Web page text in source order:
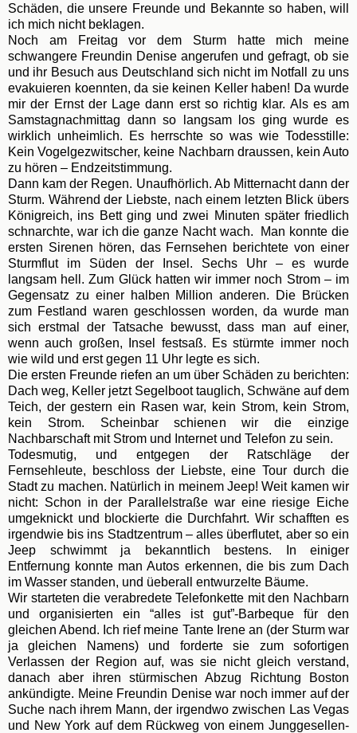
Schäden, die unsere Freunde und Bekannte so haben, will
ich mich nicht beklagen.
Noch am Freitag vor dem Sturm hatte mich meine
schwangere Freundin Denise angerufen und gefragt, ob sie
und ihr Besuch aus Deutschland sich nicht im Notfall zu uns
evakuieren koennten, da sie keinen Keller haben! Da wurde
mir der Ernst der Lage dann erst so richtig klar. Als es am
Samstagnachmittag dann so langsam los ging wurde es
wirklich unheimlich. Es herrschte so was wie Todesstille:
Kein Vogelgezwitscher, keine Nachbarn draussen, kein Auto
zu hören – Endzeitstimmung.
Dann kam der Regen. Unaufhörlich. Ab Mitternacht dann der
Sturm. Während der Liebste, nach einem letzten Blick übers
Königreich, ins Bett ging und zwei Minuten später friedlich
schnarchte, war ich die ganze Nacht wach.
Man konnte die
ersten Sirenen hören, das Fernsehen berichtete von einer
Sturmflut im Süden der Insel. Sechs Uhr – es wurde
langsam hell. Zum Glück hatten wir immer noch Strom – im
Gegensatz zu einer halben Million anderen. Die Brücken
zum Festland waren geschlossen worden, da wurde man
sich erstmal der Tatsache bewusst, dass man auf einer,
wenn auch großen, Insel festsaß. Es stürmte immer noch
wie wild und erst gegen 11 Uhr legte es sich.
Die ersten Freunde riefen an um über Schäden zu berichten:
Dach weg, Keller jetzt Segelboot tauglich, Schwäne auf dem
Teich, der gestern ein Rasen war, kein Strom, kein Strom,
kein Strom. Scheinbar schienen wir die einzige
Nachbarschaft mit Strom und Internet und Telefon zu sein.
Todesmutig, und entgegen der Ratschläge der
Fernsehleute, beschloss der Liebste, eine Tour durch die
Stadt zu machen. Natürlich in meinem Jeep! Weit kamen wir
nicht: Schon in der Parallelstraße war eine riesige Eiche
umgeknickt und blockierte die Durchfahrt. Wir schafften es
irgendwie bis ins Stadtzentrum – alles überflutet, aber so ein
Jeep schwimmt ja bekanntlich bestens. In einiger
Entfernung konnte man Autos erkennen, die bis zum Dach
im Wasser standen, und üeberall entwurzelte Bäume.
Wir starteten die verabredete Telefonkette mit den Nachbarn
und organisierten ein “alles ist gut”-Barbeque für den
gleichen Abend. Ich rief meine Tante Irene an (der Sturm war
ja gleichen Namens) und forderte sie zum sofortigen
Verlassen der Region auf, was sie nicht gleich verstand,
danach aber ihren stürmischen Abzug Richtung Boston
ankündigte. Meine Freundin Denise war noch immer auf der
Suche nach ihrem Mann, der irgendwo zwischen Las Vegas
und New York auf dem Rückweg von einem Junggesellen-